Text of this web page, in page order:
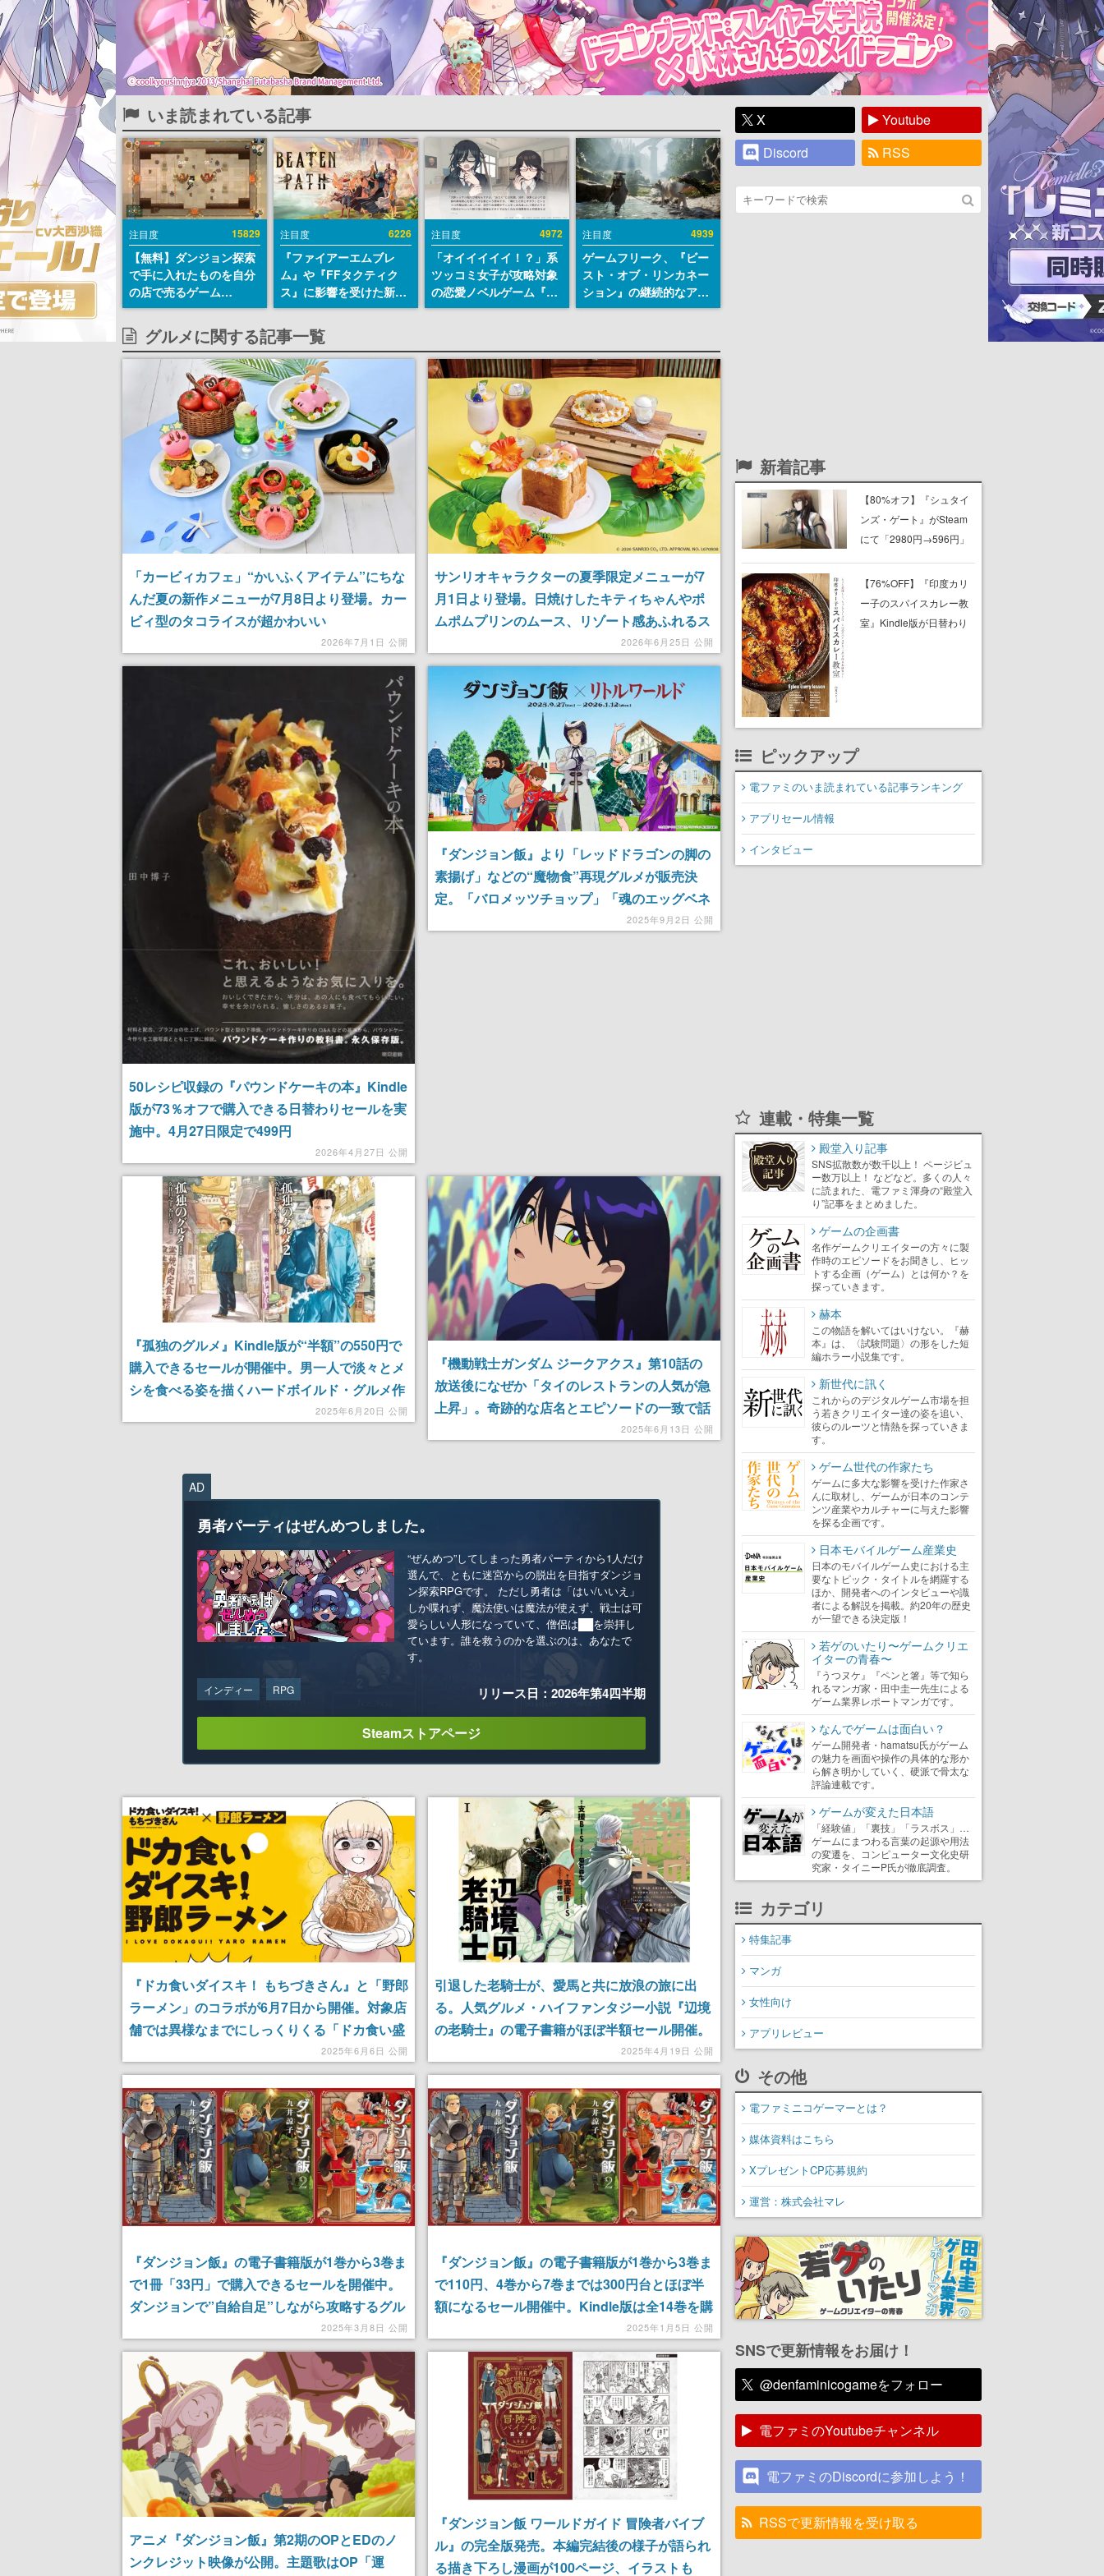
いま読まれている記事
注目度 15829
【無料】ダンジョン探索
で手に入れたものを自分
の店で売るゲーム
『Moonlighter』が
Steamにて無料配布中！
続編『Moonlighter 2』
の9月2日正式リリースを
記念したキャンペーン
注目度 6226
『ファイアーエムブレ
ム』や『FFタクティク
ス』に影響を受けた新作
戦略RPG『Beaten
Path』2027年に発売
へ。PC（Steam）、
PS5、Xbox、Switch向
けにリリース予定
注目度 4972
「オイイイイイ！？」系
ツッコミ女子が攻略対象
の恋愛ノベルゲーム『美
術部カノジョ』Steamス
ー？＾＾」暗黒微笑の夢
女子や、萌え声不思議ち
ゃん女子と青春を謳歌
注目度 4939
ゲームフリーク、『ビー
スト・オブ・リンカネー
ション』の継続的なアプ
デ方針を表明。ユーザー
チは約1週間以内に配信
される予定
グルメに関する記事一覧
「カービィカフェ」“かいふくアイテム”にちな
んだ夏の新作メニューが7月8日より登場。カー
ビィ型のタコライスが超かわいい
2026年7月1日 公開
サンリオキャラクターの夏季限定メニューが7
月1日より登場。日焼けしたキティちゃんやポ
ムポムプリンのムース、リゾート感あふれるス
2026年6月25日 公開
50レシピ収録の『パウンドケーキの本』Kindle
版が73％オフで購入できる日替わりセールを実
施中。4月27日限定で499円
2026年4月27日 公開
『ダンジョン飯』より「レッドドラゴンの脚の
素揚げ」などの“魔物食”再現グルメが販売決
定。「バロメッツチョップ」「魂のエッグベネ
ディクト」など2期にわたり計16種類を販売。
2025年9月2日 公開
『孤独のグルメ』Kindle版が“半額”の550円で
購入できるセールが開催中。男一人で淡々とメ
シを食べる姿を描くハードボイルド・グルメ作
品。「うおォン 俺はまるで人間火力発電所だ」
2025年6月20日 公開
『機動戦士ガンダム ジークアクス』第10話の
放送後になぜか「タイのレストランの人気が急
上昇」。奇跡的な店名とエピソードの一致で話
題になるも店主は「私の店に何が起きたの？」
2025年6月13日 公開
AD
勇者パーティはぜんめつしました。
“ぜんめつ”してしまった勇者パーティから1人だけ
選んで、ともに迷宮からの脱出を目指すダンジョ
ン探索RPGです。 ただし勇者は「はい/いいえ」
しか喋れず、魔法使いは魔法が使えず、戦士は可
愛らしい人形になっていて、僧侶は██を崇拝し
ています。誰を救うのかを選ぶのは、あなたで
す。
インディー RPG リリース日：2026年第4四半期
Steamストアページ
『ドカ食いダイスキ！ もちづきさん』と「野郎
ラーメン」のコラボが6月7日から開催。対象店
舗では異様なまでにしっくりくる「ドカ食い盛
り」コラボラーメンが登場、さらに一部店舗で
ラーメンどんぶりなど限定グッズも販売へ
2025年6月6日 公開
引退した老騎士が、愛馬と共に放浪の旅に出
る。人気グルメ・ハイファンタジー小説『辺境
の老騎士』の電子書籍がほぼ半額セール開催。
全5巻の合本版が定価6490円⇒3400円（税込）
と破格に
2025年4月19日 公開
『ダンジョン飯』の電子書籍版が1巻から3巻ま
で1冊「33円」で購入できるセールを開催中。
ダンジョンで”自給自足”しながら攻略するグル
メ×ファンタジー。冒頭のスライム、バジリス
クにはじまり、地下4階層の水棲系をお得に読
める
2025年3月8日 公開
『ダンジョン飯』の電子書籍版が1巻から3巻ま
で110円、4巻から7巻までは300円台とほぼ半
額になるセール開催中。Kindle版は全14巻を購
入が定価1万1088円のところ6963円とお得にな
り、1693ポイント還元
2025年1月5日 公開
アニメ『ダンジョン飯』第2期のOPとEDのノ
ンクレジット映像が公開。主題歌はOP「運
『ダンジョン飯 ワールドガイド 冒険者バイブ
ル』の完全版発売。本編完結後の様子が語られ
る描き下ろし漫画が100ページ、イラストも
X
Youtube
Discord
RSS
新着記事
【80%オフ】『シュタイ
ンズ・ゲート』がSteam
にて「2980円→596円」
恋理のだーりん 』ほか、
『ロボティクス・ノー
ツ』『カオスチャイル
【76%OFF】『印度カリ
ー子のスパイスカレー教
室』Kindle版が日替わり
ピックアップ
電ファミのいま読まれている記事ランキング
アプリセール情報
インタビュー
連載・特集一覧
殿堂入り記事
SNS拡散数が数千以上！ ページビュ
ー数万以上！ などなど。多くの人々
に読まれた、電ファミ渾身の“殿堂入
り”記事をまとめました。
ゲームの企画書
名作ゲームクリエイターの方々に製
作時のエピソードをお聞きし、ヒッ
トする企画（ゲーム）とは何か？を
探っていきます。
赫本
この物語を解いてはいけない。『赫
本』は、〈試験問題〉の形をした短
編ホラー小説集です。
新世代に訊く
これからのデジタルゲーム市場を担
う若きクリエイター達の姿を追い、
彼らのルーツと情熱を探っていきま
す。
ゲーム世代の作家たち
ゲームに多大な影響を受けた作家さ
んに取材し、ゲームが日本のコンテ
ンツ産業やカルチャーに与えた影響
を探る企画です。
日本モバイルゲーム産業史
日本のモバイルゲーム史における主
要なトピック・タイトルを網羅する
ほか、開発者へのインタビューや識
者による解説を掲載。約20年の歴史
が一望できる決定版！
若ゲのいたり〜ゲームクリエ
イターの青春〜
『うつヌケ』『ペンと箸』等で知ら
れるマンガ家・田中圭一先生による
ゲーム業界レポートマンガです。
なんでゲームは面白い？
ゲーム開発者・hamatsu氏がゲーム
の魅力を画面や操作の具体的な形か
ら解き明かしていく、硬派で骨太な
評論連載です。
ゲームが変えた日本語
「経験値」「裏技」「ラスボス」…
ゲームにまつわる言葉の起源や用法
の変遷を、コンピューター文化史研
究家・タイニーP氏が徹底調査。
カテゴリ
特集記事
マンガ
女性向け
アプリレビュー
その他
電ファミニコゲーマーとは？
媒体資料はこちら
XプレゼントCP応募規約
運営：株式会社マレ
SNSで更新情報をお届け！
@denfaminicogameをフォロー
電ファミのYoutubeチャンネル
電ファミのDiscordに参加しよう！
RSSで更新情報を受け取る